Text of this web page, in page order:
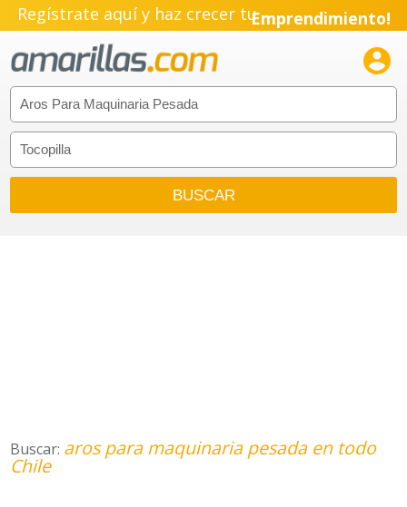
Regístrate aquí y haz crecer tuEmprendimiento!

Buscar: aros para maquinaria pesada en todo
Chile